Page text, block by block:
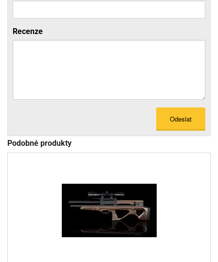
Recenze
Odeslat
Podobné produkty